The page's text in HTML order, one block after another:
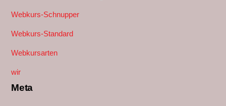
Webkurs-Schnupper
Webkurs-Standard
Webkursarten
wir
Meta